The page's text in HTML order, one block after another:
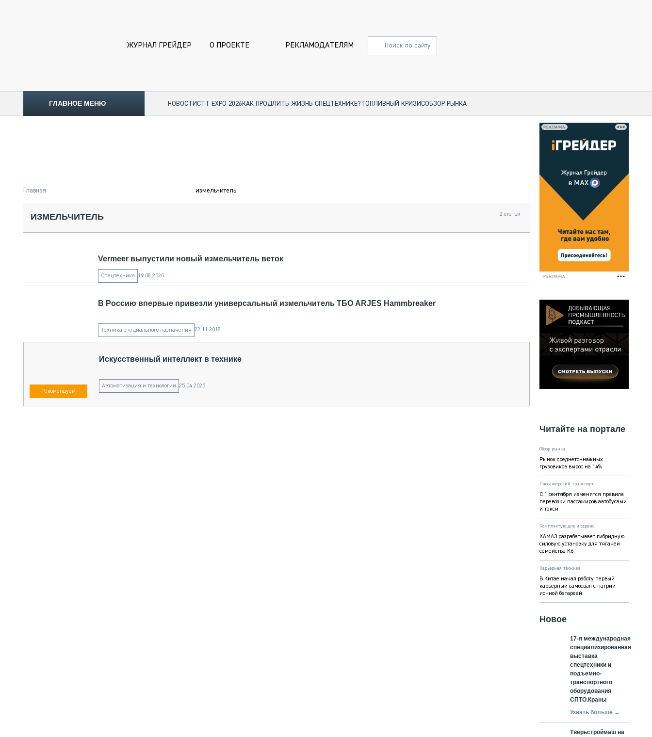
ЖУРНАЛ ГРЕЙДЕР О ПРОЕКТЕ РЕКЛАМОДАТЕЛЯМ
ГЛАВНОЕ МЕНЮ НОВОСТИCTT EXPO 2026 КАК ПРОДЛИТЬ ЖИЗНЬ СПЕЦТЕХНИКЕ?ТОПЛИВНЫЙ КРИЗИСОБЗОР РЫНКА
СПЕЦТЕХНИКА И ТРАНСПОРТ
ГРУЗОПЕРЕВОЗКИ
ТЕХНИКА КРУПНЫМ ПЛАНОМ
ИСПЫТАТЕЛИ
СЕРВИСМЕНЫ
КОМТРАНС 2021
БЛИЖАЙШИЕ МЕРОПРИЯТИЯ ПАССАЖИРСКИЙ ТРАНСПОРТ
АВТОМАТИЗАЦИЯ И ТЕХНОЛОГИИ
Главная измельчитель
ИЗМЕЛЬЧИТЕЛЬ 2 статьи
Vermeer выпустили новый измельчитель веток
Спецтехника 19.08.2020
В Россию впервые привезли универсальный измельчитель ТБО ARJES Hammbreaker
Техника специального назначения 22.11.2018
Искусственный интеллект в технике
Автоматизация и технологии 25.04.2025
РЕКЛАМА
РЕКЛАМА
Читайте на портале
Обзор рынка
Рынок среднетоннажных
грузовиков вырос на 14%
Пассажирский транспорт
С 1 сентября изменятся правила
перевозки пассажиров автобусами
и такси
Комплектующие и сервис
КАМАЗ разрабатывает гибридную
силовую установку для тягачей
семейства К6
Карьерная техника
В Китае начал работу первый
карьерный самосвал с натрий-
ионной батареей
Новое
17-я международная
специализированная
выставка
спецтехники и
подъемно-
транспортного
оборудования
СПТО.Краны
Узнать больше →
Тверьстроймаш на